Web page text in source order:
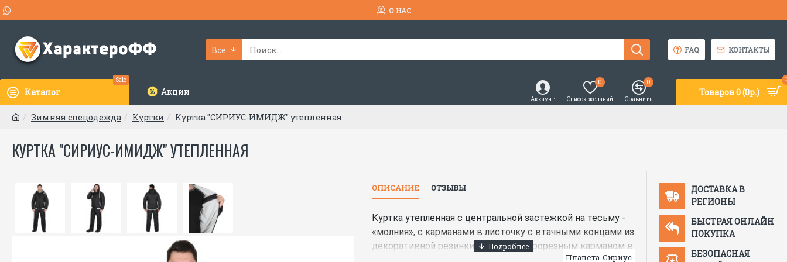
О НАС
Все FAQ КОНТАКТЫ
Каталог
Sale
Акции
Аккаунт Список желаний
0
Сравнить
0
Товаров 0 (0р.)
Зимняя спецодежда Куртки Куртка "СИРИУС-ИМИДЖ" утепленная
КУРТКА "СИРИУС-ИМИДЖ" УТЕПЛЕННАЯ
ОПИСАНИЕ ОТЗЫВЫ
Куртка утепленная с центральной застежкой на тесьму -
«молния», с карманами в листочку с втачными концами из
декоративной резинки, с верхним прорезным карманом в
Планета-Сириус
ДОСТАВКА В
РЕГИОНЫ
БЫСТРАЯ ОНЛАЙН
ПОКУПКА
БЕЗОПАСНАЯ